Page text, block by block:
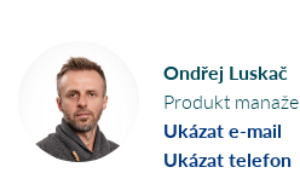
Ondřej Luskač
Produkt
Ukázat e-mail
Ukázat telefon